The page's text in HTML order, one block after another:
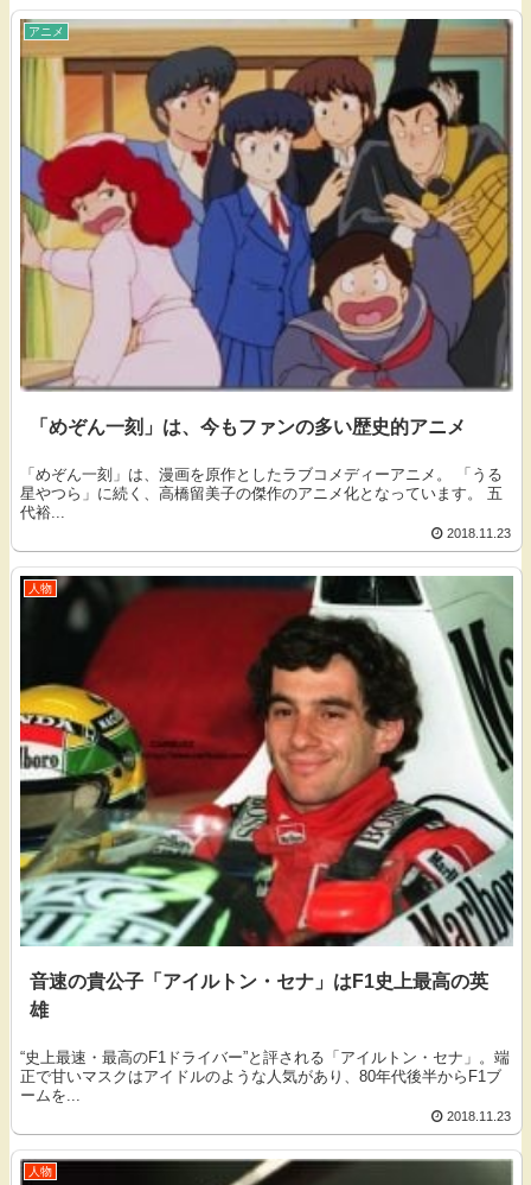
アニメ
「めぞん一刻」は、今もファンの多い歴史的アニメ
「めぞん一刻」は、漫画を原作としたラブコメディーアニメ。 「うる
星やつら」に続く、高橋留美子の傑作のアニメ化となっています。 五
代裕...
2018.11.23
人物
音速の貴公子「アイルトン・セナ」はF1史上最高の英
雄
“史上最速・最高のF1ドライバー”と評される「アイルトン・セナ」。端
正で甘いマスクはアイドルのような人気があり、80年代後半からF1ブ
ームを...
2018.11.23
人物